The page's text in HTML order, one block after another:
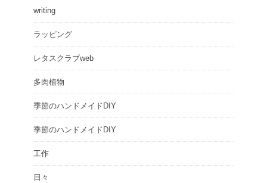
writing
ラッピング
レタスクラブweb
多肉植物
季節のハンドメイドDIY
季節のハンドメイドDIY
工作
日々